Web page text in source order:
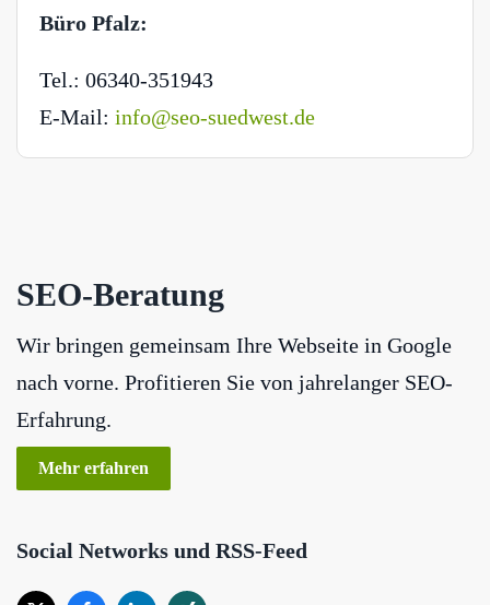
Büro Pfalz:
Tel.: 06340-351943
E-Mail: info@seo-suedwest.de
SEO-Beratung
Wir bringen gemeinsam Ihre Webseite in Google
nach vorne. Profitieren Sie von jahrelanger SEO-
Erfahrung.
Mehr erfahren
Social Networks und RSS-Feed